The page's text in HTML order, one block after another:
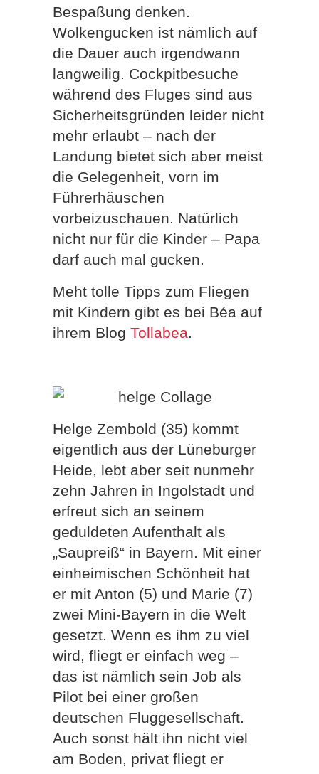
Bespaßung denken.
Wolkengucken ist nämlich auf
die Dauer auch irgendwann
langweilig. Cockpitbesuche
während des Fluges sind aus
Sicherheitsgründen leider nicht
mehr erlaubt – nach der
Landung bietet sich aber meist
die Gelegenheit, vorn im
Führerhäuschen
vorbeizuschauen. Natürlich
nicht nur für die Kinder – Papa
darf auch mal gucken.
Meht tolle Tipps zum Fliegen
mit Kindern gibt es bei Béa auf
ihrem Blog Tollabea.
Helge Zembold (35) kommt
eigentlich aus der Lüneburger
Heide, lebt aber seit nunmehr
zehn Jahren in Ingolstadt und
erfreut sich an seinem
geduldeten Aufenthalt als
„Saupreiß“ in Bayern. Mit einer
einheimischen Schönheit hat
er mit Anton (5) und Marie (7)
zwei Mini-Bayern in die Welt
gesetzt. Wenn es ihm zu viel
wird, fliegt er einfach weg –
das ist nämlich sein Job als
Pilot bei einer großen
deutschen Fluggesellschaft.
Auch sonst hält ihn nicht viel
am Boden, privat fliegt er